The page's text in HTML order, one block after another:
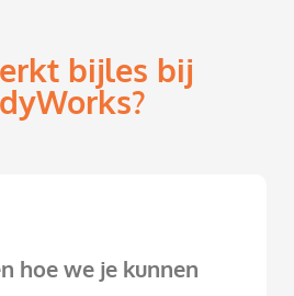
bijles bij
hoe we je kunnen